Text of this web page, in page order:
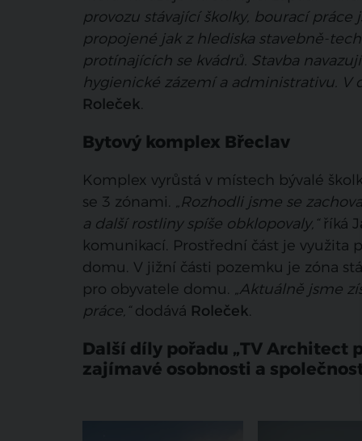
provozu stávající školky, bourací
propojené jak z hlediska stavebně-
protínajících se kvádrů. Stavba
hygienické zázemí a administrativu. V
Roleček.
Bytový komplex Břeclav
Komplex vyrůstá v místech bývalé
se 3 zónami. „Rozhodli jsme se
a další rostliny spíše obklopovaly,“říká J
komunikací. Prostřední část je využita
domu. V jižní části pozemku je zóna
pro obyvatele domu. „Aktuálně jsme
práce,“dodává Roleček.
Další díly pořadu „TV Architect
zajímavé osobnosti a